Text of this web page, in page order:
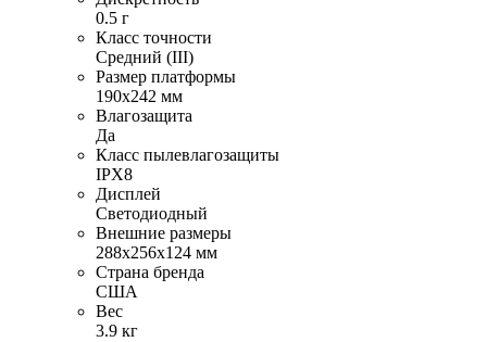
0.5 г
Класс точности
Средний (III)
Размер платформы
190х242 мм
Влагозащита
Да
Класс пылевлагозащиты
IPX8
Дисплей
Светодиодный
Внешние размеры
288х256х124 мм
Страна бренда
США
Вес
3.9 кг